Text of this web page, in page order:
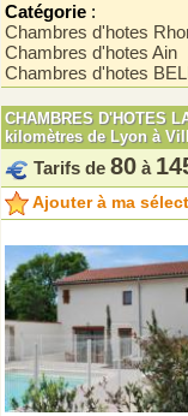
Catégorie :
Chambres d'hotes
Chambres d'hotes Ain
Chambres d'hotes
CHAMBRES D'HOTES
kilomètres de Lyon à
Tarifs de 80 à
Ajouter à ma